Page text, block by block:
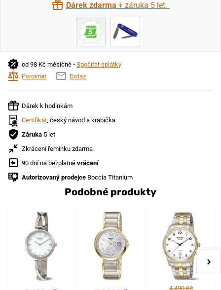
Dárek zdarma + záruka 5 let.
od 98 Kč měsíčně • Spočítat splátky
Porovnat
Dotaz
Dárek k hodinkám
Certifikát, český návod a krabička
Záruka 5 let
Zkrácení řemínku zdarma
90 dní na bezplatné vrácení
Autorizovaný prodejce Boccia Titanium
Podobné produkty
4 490 Kč